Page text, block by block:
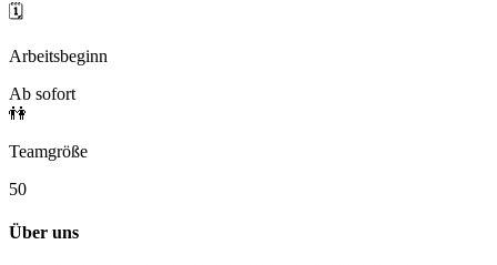
🗓️
Arbeitsbeginn
Ab sofort
👫
Teamgröße
50
Über uns